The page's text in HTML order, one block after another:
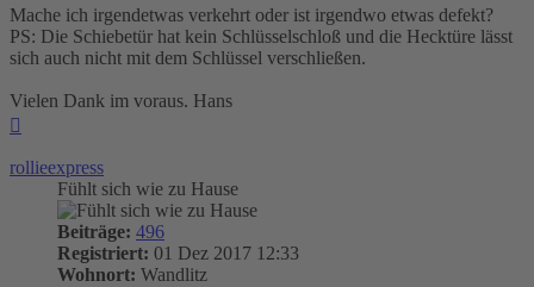
Mache ich irgendetwas verkehrt oder ist irgendwo etwas defekt?
PS: Die Schiebetür hat kein Schlüsselschloß und die Hecktüre lässt
sich auch nicht mit dem Schlüssel verschließen.
Vielen Dank im voraus. Hans
rollieexpress
Fühlt sich wie zu Hause
Beiträge: 496
Registriert: 01 Dez 2017 12:33
Wohnort: Wandlitz